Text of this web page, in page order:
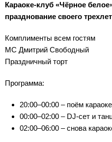
Караоке-клуб «Чёрное
празднование своего
Комплименты всем гостям
МС Дмитрий Свободный
Праздничный торт
Программа:
20:00–00:00 – поём караоке
00:00–02:00 – DJ-сет и
02:00–06:00 – снова